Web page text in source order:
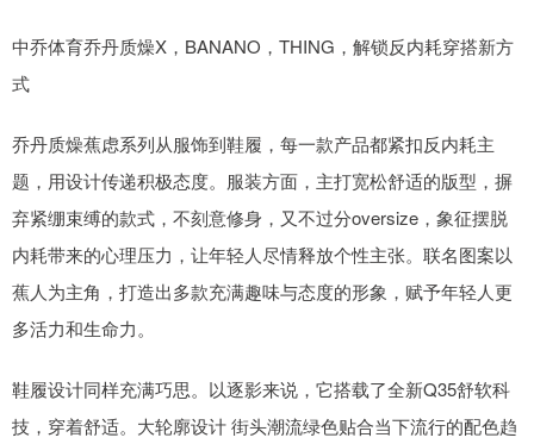
中乔体育乔丹质燥X，BANANO，THING，解锁反内耗穿搭新方
式
乔丹质燥蕉虑系列从服饰到鞋履，每一款产品都紧扣反内耗主
题，用设计传递积极态度。服装方面，主打宽松舒适的版型，摒
弃紧绷束缚的款式，不刻意修身，又不过分oversize，象征摆脱
内耗带来的心理压力，让年轻人尽情释放个性主张。联名图案以
蕉人为主角，打造出多款充满趣味与态度的形象，赋予年轻人更
多活力和生命力。
鞋履设计同样充满巧思。以逐影来说，它搭载了全新Q35舒软科
技，穿着舒适。大轮廓设计 街头潮流绿色贴合当下流行的配色趋